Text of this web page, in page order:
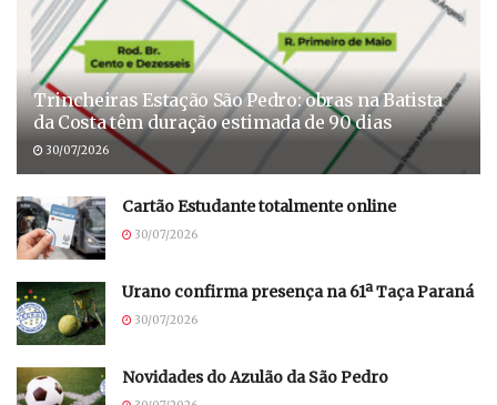
Trincheiras Estação São Pedro: obras na Batista
da Costa têm duração estimada de 90 dias
30/07/2026
Cartão Estudante totalmente online
30/07/2026
Urano confirma presença na 61ª Taça Paraná
30/07/2026
Novidades do Azulão da São Pedro